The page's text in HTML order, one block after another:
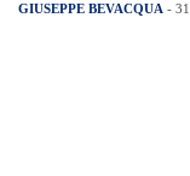
GIUSEPPE BEVACQUA -